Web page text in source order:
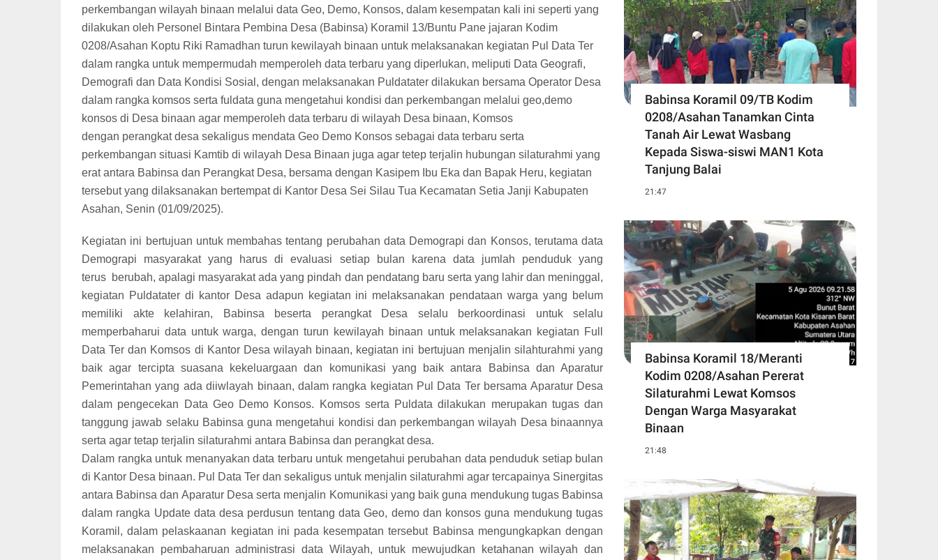
perkembangan wilayah binaan melalui data Geo, Demo, Konsos, dalam kesempatan kali ini seperti yang
dilakukan oleh Personel Bintara Pembina Desa (Babinsa) Koramil 13/Buntu Pane jajaran Kodim
0208/Asahan Koptu Riki Ramadhan turun kewilayah binaan untuk melaksanakan kegiatan Pul Data Ter
dalam rangka untuk mempermudah memperoleh data terbaru yang diperlukan, meliputi Data Geografi,
Demografi dan Data Kondisi Sosial, dengan melaksanakan Puldatater dilakukan bersama Operator Desa
dalam rangka komsos serta fuldata guna mengetahui kondisi dan perkembangan melalui geo,demo
konsos di Desa binaan agar memperoleh data terbaru di wilayah Desa binaan, Komsos
dengan perangkat desa sekaligus mendata Geo Demo Konsos sebagai data terbaru serta
perkembangan situasi Kamtib di wilayah Desa Binaan juga agar tetep terjalin hubungan silaturahmi yang
erat antara Babinsa dan Perangkat Desa, bersama dengan Kasipem Ibu Eka dan Bapak Heru, kegiatan
tersebut yang dilaksanakan bertempat di Kantor Desa Sei Silau Tua Kecamatan Setia Janji Kabupaten
Asahan, Senin (01/09/2025).
Kegiatan ini bertujuan untuk membahas tentang perubahan data Demograpi dan Konsos, terutama data
Demograpi masyarakat yang harus di evaluasi setiap bulan karena data jumlah penduduk yang
terus berubah, apalagi masyarakat ada yang pindah dan pendatang baru serta yang lahir dan meninggal,
kegiatan Puldatater di kantor Desa adapun kegiatan ini melaksanakan pendataan warga yang belum
memiliki akte kelahiran, Babinsa beserta perangkat Desa selalu berkoordinasi untuk selalu
memperbaharui data untuk warga, dengan turun kewilayah binaan untuk melaksanakan kegiatan Full
Data Ter dan Komsos di Kantor Desa wilayah binaan, kegiatan ini bertujuan menjalin silahturahmi yang
baik agar tercipta suasana kekeluargaan dan komunikasi yang baik antara Babinsa dan Aparatur
Pemerintahan yang ada diiwlayah binaan, dalam rangka kegiatan Pul Data Ter bersama Aparatur Desa
dalam pengecekan Data Geo Demo Konsos. Komsos serta Puldata dilakukan merupakan tugas dan
tanggung jawab selaku Babinsa guna mengetahui kondisi dan perkembangan wilayah Desa binaannya
serta agar tetap terjalin silaturahmi antara Babinsa dan perangkat desa.
Dalam rangka untuk menanyakan data terbaru untuk mengetahui perubahan data penduduk setiap bulan
di Kantor Desa binaan. Pul Data Ter dan sekaligus untuk menjalin silaturahmi agar tercapainya Sinergitas
antara Babinsa dan Aparatur Desa serta menjalin Komunikasi yang baik guna mendukung tugas Babinsa
dalam rangka Update data desa perdusun tentang data Geo, demo dan konsos guna mendukung tugas
Koramil, dalam pelaskaanan kegiatan ini pada kesempatan tersebut Babinsa mengungkapkan dengan
melaksanakan pembaharuan administrasi data Wilayah, untuk mewujudkan ketahanan wilayah dan
Babinsa Koramil 09/TB Kodim
0208/Asahan Tanamkan Cinta
Tanah Air Lewat Wasbang
Kepada Siswa-siswi MAN1 Kota
Tanjung Balai
21:47
Babinsa Koramil 18/Meranti
Kodim 0208/Asahan Pererat
Silaturahmi Lewat Komsos
Dengan Warga Masyarakat
Binaan
21:48